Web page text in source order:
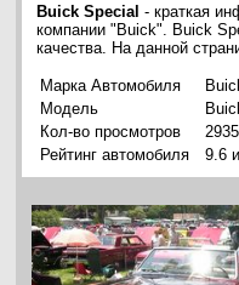
Buick Special - краткая
компании "Buick". Buick
качества. На данной
Марка Автомобиля
Модель
Кол-во просмотров
Рейтинг автомобиля
9.6